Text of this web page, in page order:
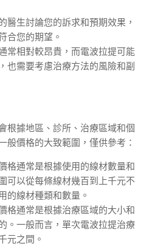
醫生討論您的訴求和預期效果，
合您的期望。
常相對較昂貴，而電波拉提可能
也需要考慮治療方法的風險和副
根據地區、診所、治療區域和個
般價格的大致範圍，僅供參考：
格通常是根據使用的線材數量和
可以從每條線材幾百到上千元不
的線材種類和數量。
格通常是根據治療區域的大小和
。一般而言，單次電波拉提治療
元之間。